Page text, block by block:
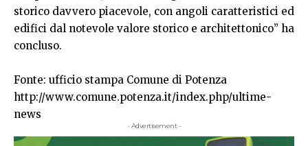
storico davvero piacevole, con angoli caratteristici ed
edifici dal notevole valore storico e architettonico” ha
concluso.
Fonte: ufficio stampa Comune di Potenza
http://www.comune.potenza.it/index.php/ultime-
news
- Advertisement -